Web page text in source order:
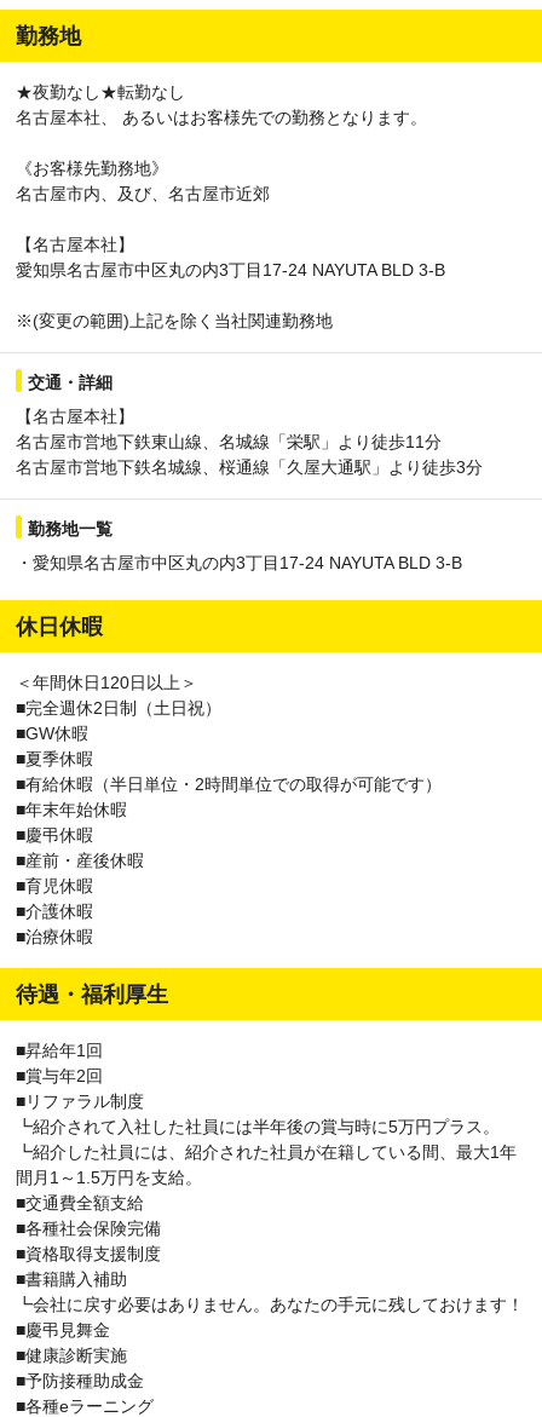
勤務地
★夜勤なし★転勤なし
名古屋本社、 あるいはお客様先での勤務となります。
《お客様先勤務地》
名古屋市内、及び、名古屋市近郊
【名古屋本社】
愛知県名古屋市中区丸の内3丁目17-24 NAYUTA BLD 3-B
※(変更の範囲)上記を除く当社関連勤務地
交通・詳細
【名古屋本社】
名古屋市営地下鉄東山線、名城線「栄駅」より徒歩11分
名古屋市営地下鉄名城線、桜通線「久屋大通駅」より徒歩3分
勤務地一覧
・愛知県名古屋市中区丸の内3丁目17-24 NAYUTA BLD 3-B
休日休暇
＜年間休日120日以上＞
■完全週休2日制（土日祝）
■GW休暇
■夏季休暇
■有給休暇（半日単位・2時間単位での取得が可能です）
■年末年始休暇
■慶弔休暇
■産前・産後休暇
■育児休暇
■介護休暇
■治療休暇
待遇・福利厚生
■昇給年1回
■賞与年2回
■リファラル制度
┗紹介されて入社した社員には半年後の賞与時に5万円プラス。
┗紹介した社員には、紹介された社員が在籍している間、最大1年
間月1～1.5万円を支給。
■交通費全額支給
■各種社会保険完備
■資格取得支援制度
■書籍購入補助
┗会社に戻す必要はありません。あなたの手元に残しておけます！
■慶弔見舞金
■健康診断実施
■予防接種助成金
■各種eラーニング